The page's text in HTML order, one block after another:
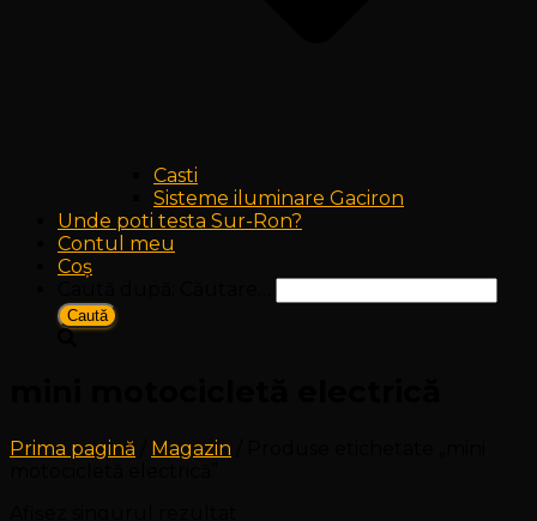
Casti
Sisteme iluminare Gaciron
Unde poti testa Sur-Ron?
Contul meu
Coș
Prima pagină Magazin